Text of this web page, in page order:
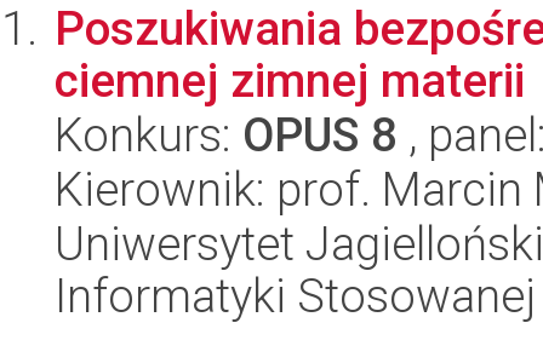
Poszukiwania
ciemnej zimnej materii
Konkurs: OPUS 8 ,
Kierownik: prof. Marcin
Uniwersytet
Informatyki Stosowanej